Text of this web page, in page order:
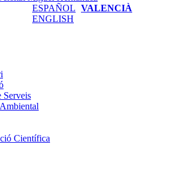
ESPAÑOL VALENCIÀ
ENGLISH
Serveis
Científica